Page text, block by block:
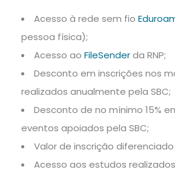
Acesso à rede sem fio
pessoa física);
Acesso ao FileSenderda RNP;
Desconto em inscrições nos
realizados anualmente pela SBC;
Desconto de no mínimo 15%
eventos apoiados pela SBC;
Valor de inscrição
Acesso aos estudos